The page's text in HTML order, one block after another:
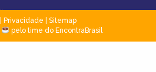
Privacidade
Sitemap
pelo time do EncontraBrasil